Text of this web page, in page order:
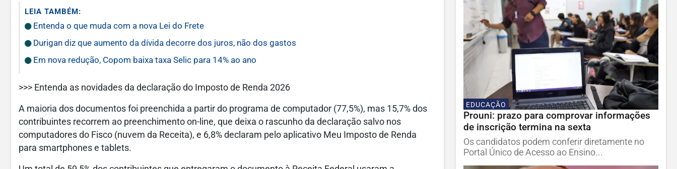
LEIA TAMBÉM:
Entenda o que muda com a nova Lei do Frete
Durigan diz que aumento da dívida decorre dos juros, não dos gastos
Em nova redução, Copom baixa taxa Selic para 14% ao ano
>>> Entenda as novidades da declaração do Imposto de Renda 2026
A maioria dos documentos foi preenchida a partir do programa de computador (77,5%), mas 15,7% dos
contribuintes recorrem ao preenchimento on-line, que deixa o rascunho da declaração salvo nos
computadores do Fisco (nuvem da Receita), e 6,8% declaram pelo aplicativo Meu Imposto de Renda
para smartphones e tablets.
EDUCAÇÃO
Prouni: prazo para comprovar informações
de inscrição termina na sexta
Os candidatos podem conferir diretamente no
Portal Único de Acesso ao Ensino...